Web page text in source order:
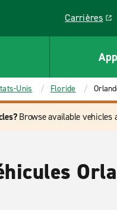
Carrières
Link opens
Unis Floride
Browse available vehicles